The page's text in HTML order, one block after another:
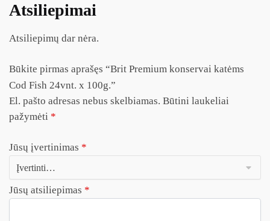
Atsiliepimai
Atsiliepimų dar nėra.
Būkite pirmas aprašęs “Brit Premium konservai katėms
Cod Fish 24vnt. x 100g.”
El. pašto adresas nebus skelbiamas. Būtini laukeliai
pažymėti *
Jūsų įvertinimas *
Jūsų atsiliepimas *